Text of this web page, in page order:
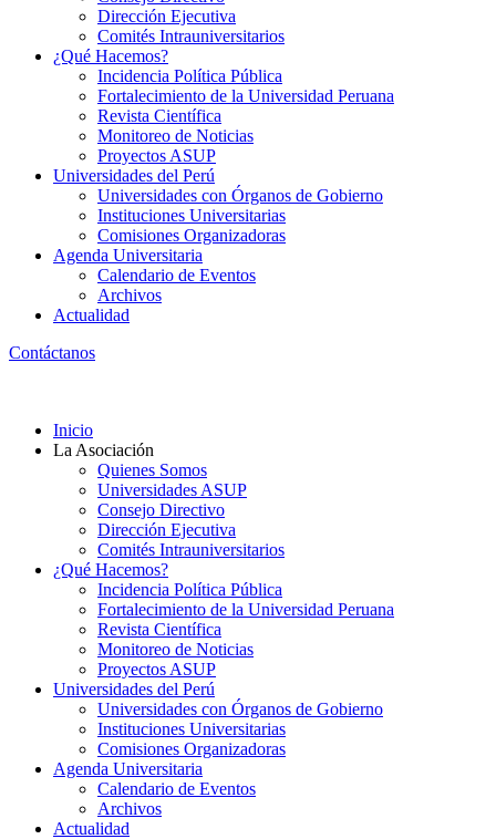
Dirección Ejecutiva
Comités Intrauniversitarios
¿Qué Hacemos?
Incidencia Política Pública
Fortalecimiento de la Universidad Peruana
Revista Científica
Monitoreo de Noticias
Proyectos ASUP
Universidades del Perú
Universidades con Órganos de Gobierno
Instituciones Universitarias
Comisiones Organizadoras
Agenda Universitaria
Calendario de Eventos
Archivos
Actualidad
Contáctanos
Inicio
La Asociación
Quienes Somos
Universidades ASUP
Consejo Directivo
Dirección Ejecutiva
Comités Intrauniversitarios
¿Qué Hacemos?
Incidencia Política Pública
Fortalecimiento de la Universidad Peruana
Revista Científica
Monitoreo de Noticias
Proyectos ASUP
Universidades del Perú
Universidades con Órganos de Gobierno
Instituciones Universitarias
Comisiones Organizadoras
Agenda Universitaria
Calendario de Eventos
Archivos
Actualidad